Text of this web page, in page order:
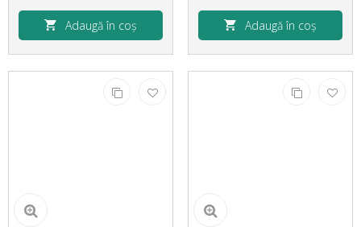
Adaugă în coș Adaugă în coș